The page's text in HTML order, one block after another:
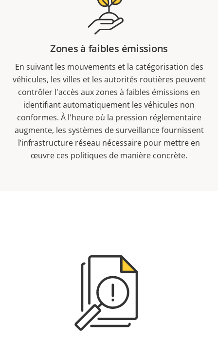
Zones à faibles émissions
En suivant les mouvements et la catégorisation des
véhicules, les villes et les autorités routières peuvent
contrôler l'accès aux zones à faibles émissions en
identifiant automatiquement les véhicules non
conformes. À l'heure où la pression réglementaire
augmente, les systèmes de surveillance fournissent
l’infrastructure réseau nécessaire pour mettre en
œuvre ces politiques de manière concrète.